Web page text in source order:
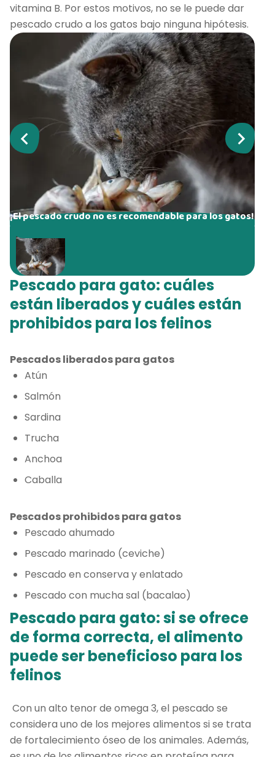
vitamina B. Por estos motivos, no se le puede dar
pescado crudo a los gatos bajo ninguna hipótesis.
¡El pescado crudo no es recomendable para los gatos!
Pescado para gato: cuáles
están liberados y cuáles están
prohibidos para los felinos
Pescados liberados para gatos
Atún
Salmón
Sardina
Trucha
Anchoa
Caballa
Pescados prohibidos para gatos
Pescado ahumado
Pescado marinado (ceviche)
Pescado en conserva y enlatado
Pescado con mucha sal (bacalao)
Pescado para gato: si se ofrece
de forma correcta, el alimento
puede ser beneficioso para los
felinos
Con un alto tenor de omega 3, el pescado se
considera uno de los mejores alimentos si se trata
de fortalecimiento óseo de los animales. Además,